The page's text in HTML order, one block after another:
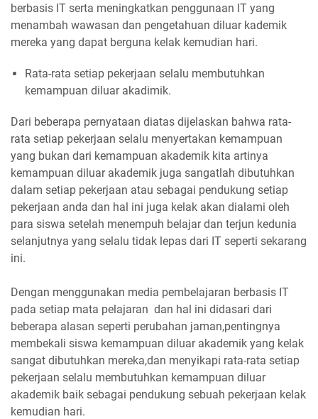
berbasis IT serta meningkatkan penggunaan IT yang
menambah wawasan dan pengetahuan diluar kademik
mereka yang dapat berguna kelak kemudian hari.
Rata-rata setiap pekerjaan selalu membutuhkan
kemampuan diluar akadimik.
Dari beberapa pernyataan diatas dijelaskan bahwa rata-
rata setiap pekerjaan selalu menyertakan kemampuan
yang bukan dari kemampuan akademik kita artinya
kemampuan diluar akademik juga sangatlah dibutuhkan
dalam setiap pekerjaan atau sebagai pendukung setiap
pekerjaan anda dan hal ini juga kelak akan dialami oleh
para siswa setelah menempuh belajar dan terjun kedunia
selanjutnya yang selalu tidak lepas dari IT seperti sekarang
ini.
Dengan menggunakan media pembelajaran berbasis IT
pada setiap mata pelajaran dan hal ini didasari dari
beberapa alasan seperti perubahan jaman,pentingnya
membekali siswa kemampuan diluar akademik yang kelak
sangat dibutuhkan mereka,dan menyikapi rata-rata setiap
pekerjaan selalu membutuhkan kemampuan diluar
akademik baik sebagai pendukung sebuah pekerjaan kelak
kemudian hari.